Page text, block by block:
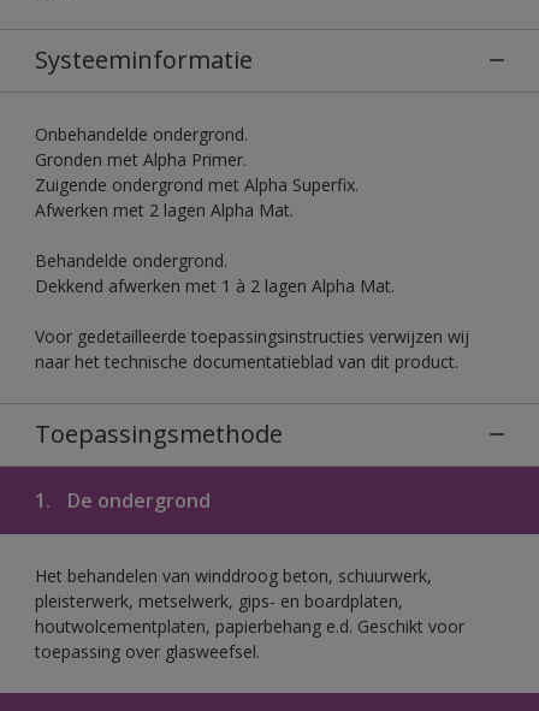
Systeeminformatie
Onbehandelde ondergrond.
Gronden met Alpha Primer.
Zuigende ondergrond met Alpha Superfix.
Afwerken met 2 lagen Alpha Mat.
Behandelde ondergrond.
Dekkend afwerken met 1 à 2 lagen Alpha Mat.
Voor gedetailleerde toepassingsinstructies verwijzen wij
naar het technische documentatieblad van dit product.
Toepassingsmethode
1. De ondergrond
Het behandelen van winddroog beton, schuurwerk,
pleisterwerk, metselwerk, gips- en boardplaten,
houtwolcementplaten, papierbehang e.d. Geschikt voor
toepassing over glasweefsel.